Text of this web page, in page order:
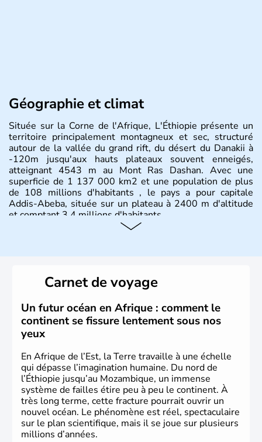
Géographie et climat
Située sur la Corne de l'Afrique, L'Éthiopie présente un
territoire principalement montagneux et sec, structuré
autour de la vallée du grand rift, du désert du Danakii à
-120m jusqu'aux hauts plateaux souvent enneigés,
atteignant 4543 m au Mont Ras Dashan. Avec une
superficie de 1 137 000 km2 et une population de plus
de 108 millions d'habitants , le pays a pour capitale
Addis-Abeba, située sur un plateau à 2400 m d'altitude
et comptant 3,4 millions d'habitants.
Carnet de voyage
Un futur océan en Afrique : comment le
continent se fissure lentement sous nos
yeux
En Afrique de l’Est, la Terre travaille à une échelle
qui dépasse l’imagination humaine. Du nord de
l’Éthiopie jusqu’au Mozambique, un immense
système de failles étire peu à peu le continent. À
très long terme, cette fracture pourrait ouvrir un
nouvel océan. Le phénomène est réel, spectaculaire
sur le plan scientifique, mais il se joue sur plusieurs
millions d’années.